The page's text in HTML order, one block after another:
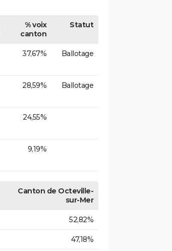
% voix
canton
Statut
37,67% Ballotage
28,59% Ballotage
24,55%
9,19%
Canton de Octeville-
sur-Mer
52,82%
47,18%